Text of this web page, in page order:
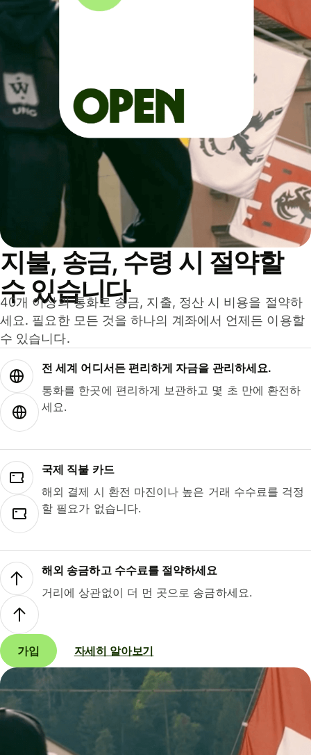
지불, 송금, 수령 시 절약할
수 있습니다
40개 이상의 통화로 송금, 지출, 정산 시 비용을 절약하
세요. 필요한 모든 것을 하나의 계좌에서 언제든 이용할
수 있습니다.
전 세계 어디서든 편리하게 자금을 관리하세요.
통화를 한곳에 편리하게 보관하고 몇 초 만에 환전하
세요.
국제 직불 카드
해외 결제 시 환전 마진이나 높은 거래 수수료를 걱정
할 필요가 없습니다.
해외 송금하고 수수료를 절약하세요
거리에 상관없이 더 먼 곳으로 송금하세요.
가입 자세히 알아보기